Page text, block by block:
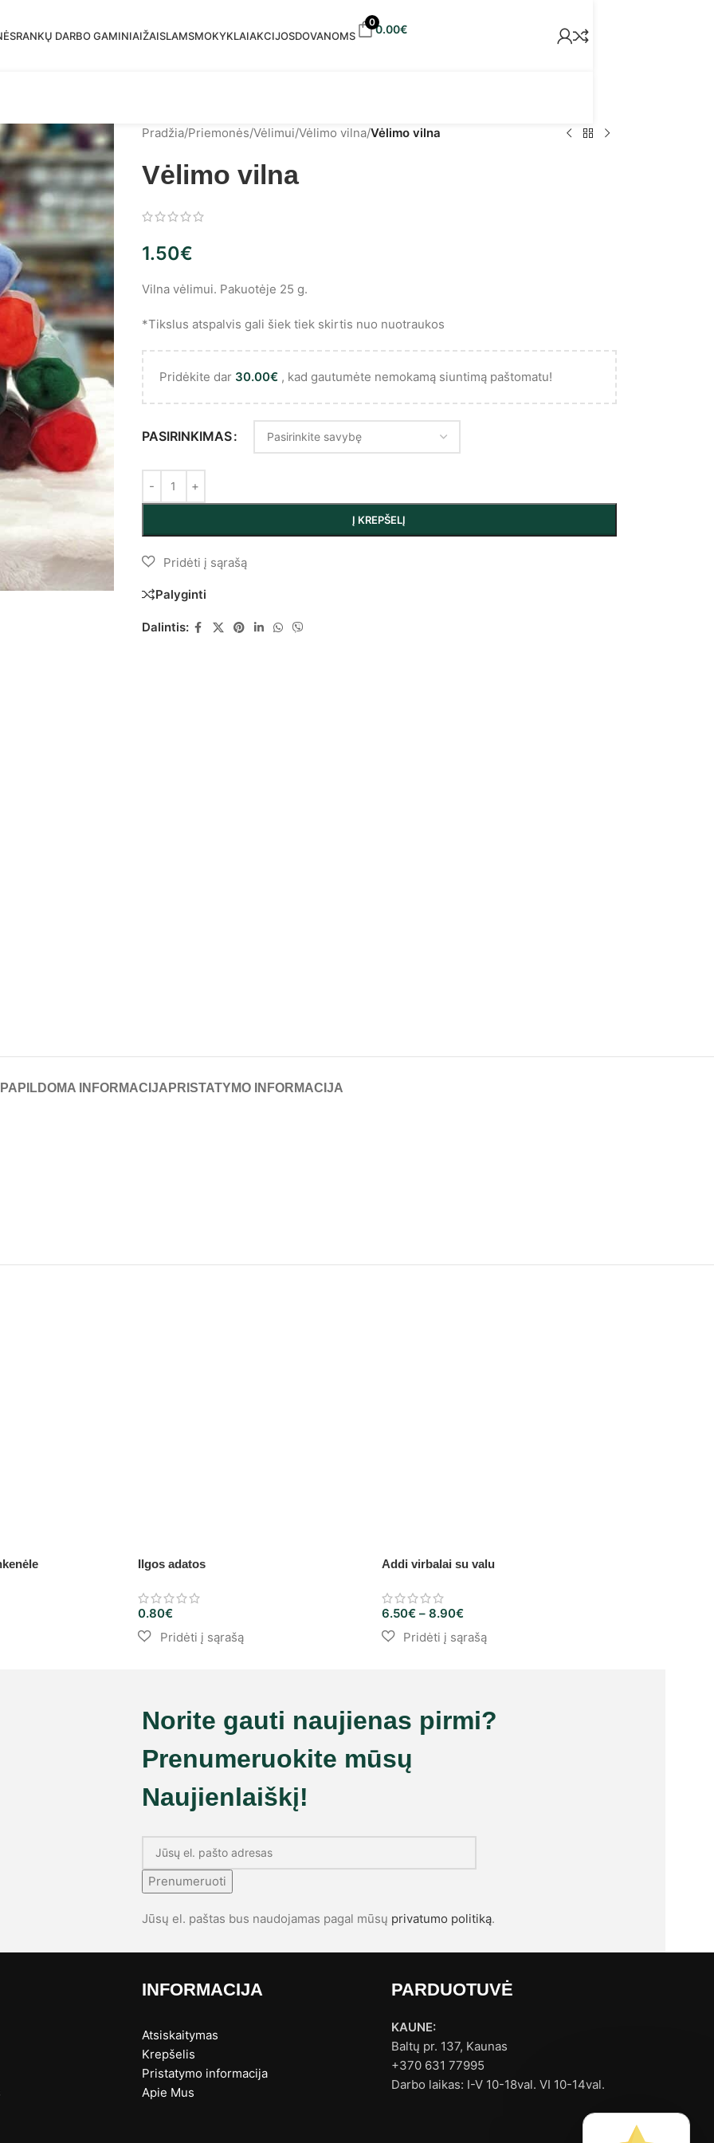
RANKŲ DARBO GAMINIAIŽAISLAMSMOKYKLAIAKCIJOSDOVANOMS
00.00€
Pradžia/Priemonės/Vėlimui/Vėlimo vilna/Vėlimo vilna
Vėlimo vilna
1.50€
Vilna vėlimui. Pakuotėje 25 g.
*Tikslus atspalvis gali šiek tiek skirtis nuo nuotraukos
Pridėkite dar 30.00€, kad gautumėte nemokamą siuntimą paštomatu!
PASIRINKIMAS
Į KREPŠELĮ
Palyginti
Dalintis:
PAPILDOMA INFORMACIJA PRISTATYMO INFORMACIJA
Ilgos adatos
0.80€
Addi virbalai su valu
6.50€ – 8.90€
Norite gauti naujienas pirmi?
Prenumeruokite mūsų
Naujienlaiškį!
Prenumeruoti
Jūsų el. paštas bus naudojamas pagal mūsų privatumo politiką.
INFORMACIJA
Atsiskaitymas
Krepšelis
Pristatymo informacija
Apie Mus
PARDUOTUVĖ
KAUNE:
Baltų pr. 137, Kaunas
+370 631 77995
Darbo laikas: I-V 10-18val. VI 10-14val.